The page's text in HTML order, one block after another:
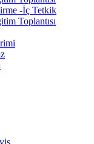
-İç Tetkik
Toplantısı